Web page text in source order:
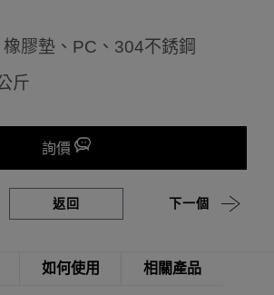
膠墊、PC、304不銹鋼
斤
詢價
返回 下一個
如何使用 相關產品